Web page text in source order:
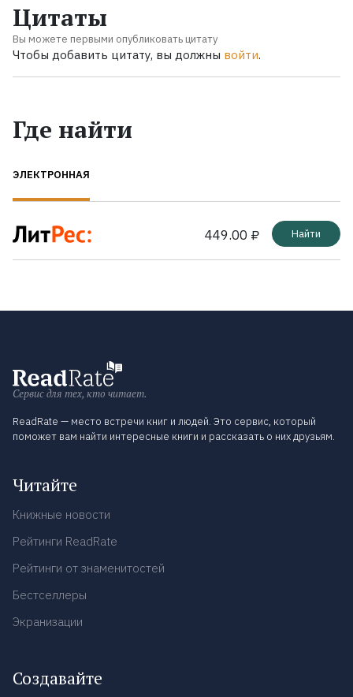
Цитаты
Вы можете первыми опубликовать цитату
Чтобы добавить цитату, вы должны войти.
Где найти
ЭЛЕКТРОННАЯ
449.00 ₽ Найти
Сервис для тех, кто читает.
ReadRate — место встречи книг и людей. Это сервис, который
поможет вам найти интересные книги и рассказать о них друзьям.
Читайте
Книжные новости
Рейтинги ReadRate
Рейтинги от знаменитостей
Бестселлеры
Экранизации
Создавайте